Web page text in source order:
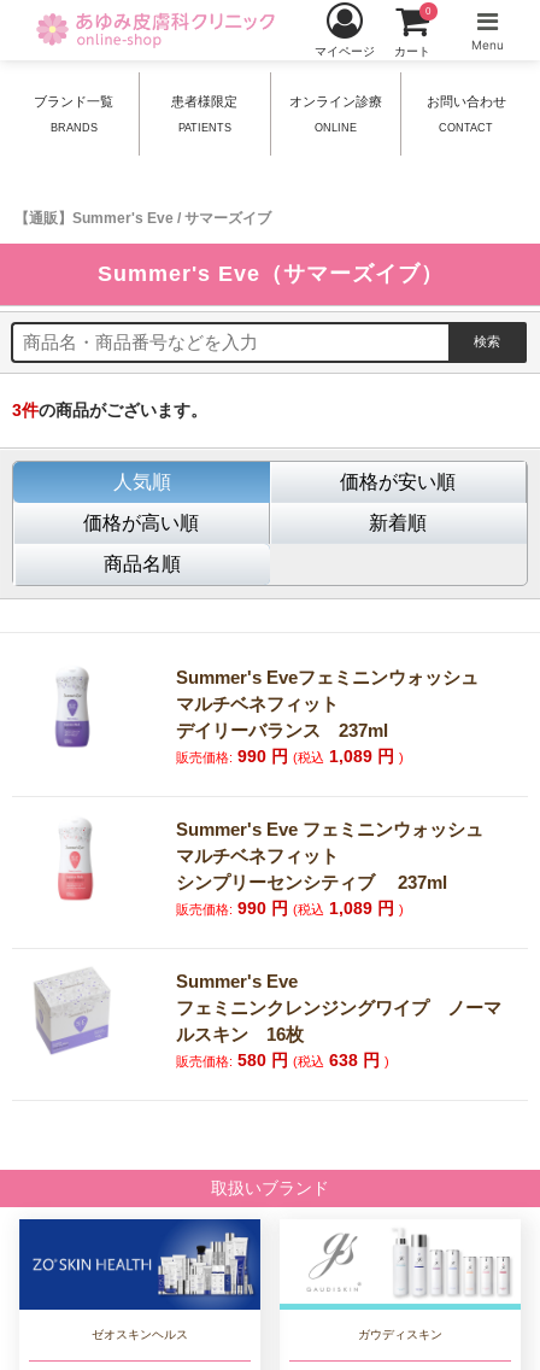
ブランド一覧
BRANDS
患者様限定
PATIENTS
オンライン診療
ONLINE
お問い合わせ
CONTACT
【通販】Summer's Eve / サマーズイブ
マイページ カート
0
Menu
Summer's Eve（サマーズイブ）
3件の商品がございます。
人気順
価格が安い順
価格が高い順
新着順
商品名順
Summer's Eveフェミニンウォッシュ
マルチベネフィット
デイリーバランス 237ml
販売価格: 990 円(税込 1,089 円)
Summer's Eve フェミニンウォッシュ
マルチベネフィット
シンプリーセンシティブ 237ml
販売価格: 990 円(税込 1,089 円)
Summer's Eve
フェミニンクレンジングワイプ ノーマ
ルスキン 16枚
販売価格: 580 円(税込 638 円)
取扱いブランド
ゼオスキンヘルス ガウディスキン